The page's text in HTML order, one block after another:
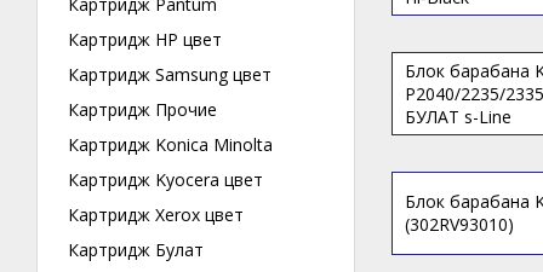
Картридж HP цвет
Картридж Samsung цвет
Картридж Прочие
Картридж Konica Minolta
Картридж Kyocera цвет
Картридж Xerox цвет
Картридж Булат
Блок барабана
P2040/2235/
БУЛАТ s-Line
Блок барабана
(302RV93010)